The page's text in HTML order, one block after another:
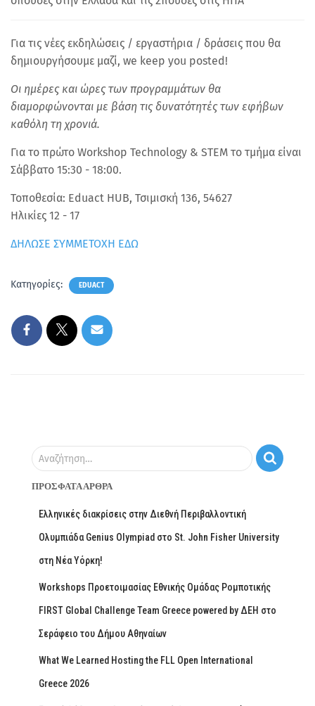
Για τις νέες εκδηλώσεις / εργαστήρια / δράσεις που θα
δημιουργήσουμε μαζί, we keep you posted!
Οι ημέρες και ώρες των προγραμμάτων θα
διαμορφώνονται με βάση τις δυνατότητές των εφήβων
καθόλη τη χρονιά.
Για το πρώτο Workshop Technology & STEM το τμήμα είναι
Σάββατο 15:30 - 18:00.
Τοποθεσία: Eduact HUB, Τσιμισκή 136, 54627
Ηλικίες 12 - 17
ΔΗΛΩΣΕ ΣΥΜΜΕΤΟΧΗ ΕΔΩ
Κατηγορίες: EDUACT
Αναζήτηση…
ΠΡΌΣΦΑΤΑ ΆΡΘΡΑ
Ελληνικές διακρίσεις στην Διεθνή Περιβαλλοντική
Ολυμπιάδα Genius Olympiad στο St. John Fisher University
στη Νέα Υόρκη!
Workshops Προετοιμασίας Εθνικής Ομάδας Ρομποτικής
FIRST Global Challenge Team Greece powered by ΔΕΗ στο
Σεράφειο του Δήμου Αθηναίων
What We Learned Hosting the FLL Open International
Greece 2026